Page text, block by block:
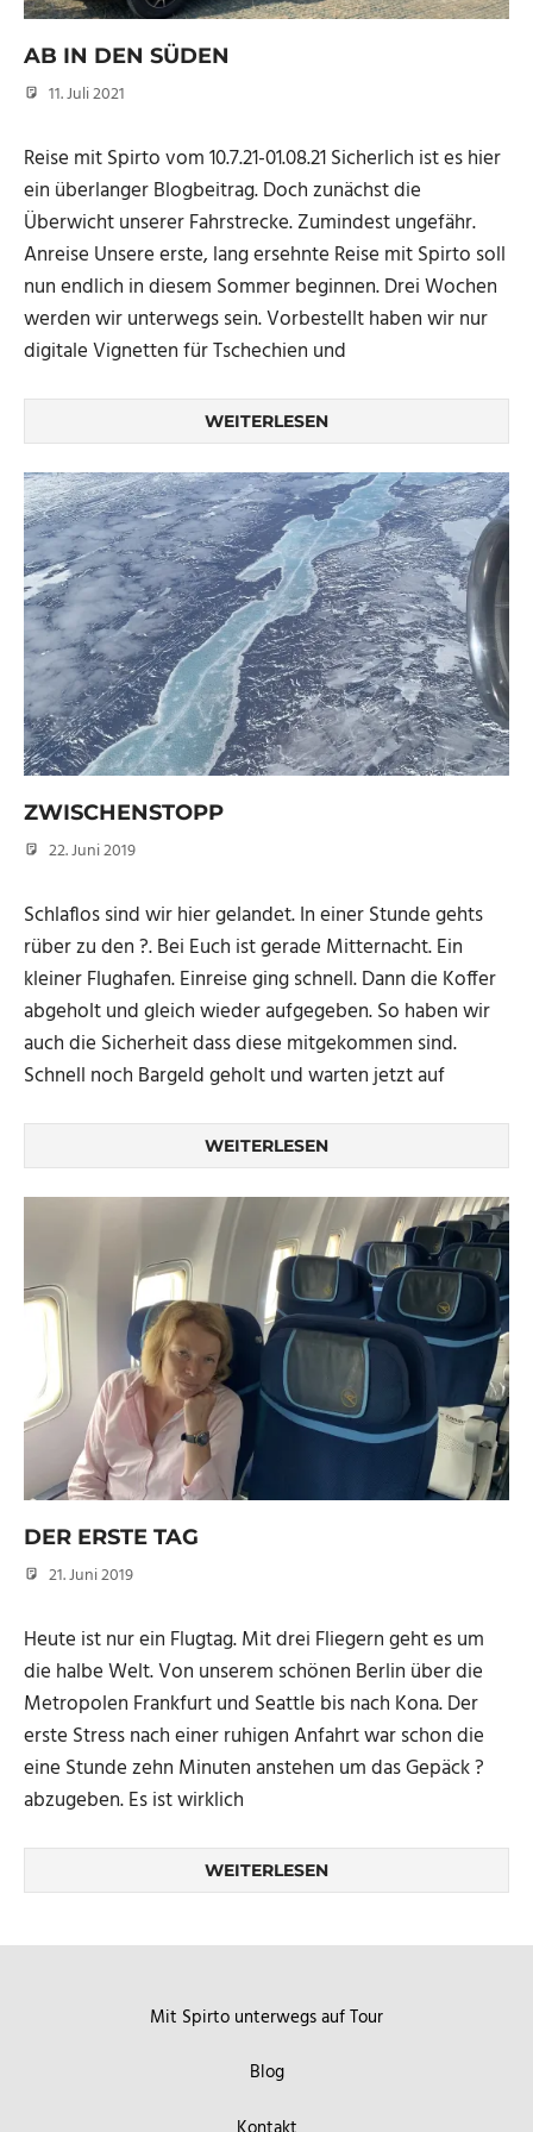
AB IN DEN SÜDEN
11. Juli 2021
Reise mit Spirto vom 10.7.21-01.08.21 Sicherlich ist es hier
ein überlanger Blogbeitrag. Doch zunächst die
Überwicht unserer Fahrstrecke. Zumindest ungefähr.
Anreise Unsere erste, lang ersehnte Reise mit Spirto soll
nun endlich in diesem Sommer beginnen. Drei Wochen
werden wir unterwegs sein. Vorbestellt haben wir nur
digitale Vignetten für Tschechien und
WEITERLESEN
ZWISCHENSTOPP
22. Juni 2019
Schlaflos sind wir hier gelandet. In einer Stunde gehts
rüber zu den ?. Bei Euch ist gerade Mitternacht. Ein
kleiner Flughafen. Einreise ging schnell. Dann die Koffer
abgeholt und gleich wieder aufgegeben. So haben wir
auch die Sicherheit dass diese mitgekommen sind.
Schnell noch Bargeld geholt und warten jetzt auf
WEITERLESEN
DER ERSTE TAG
21. Juni 2019
Heute ist nur ein Flugtag. Mit drei Fliegern geht es um
die halbe Welt. Von unserem schönen Berlin über die
Metropolen Frankfurt und Seattle bis nach Kona. Der
erste Stress nach einer ruhigen Anfahrt war schon die
eine Stunde zehn Minuten anstehen um das Gepäck ?
abzugeben. Es ist wirklich
WEITERLESEN
Mit Spirto unterwegs auf Tour
Blog